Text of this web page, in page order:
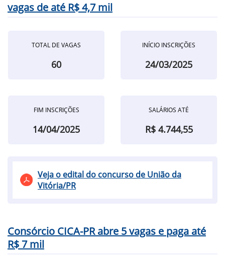
vagas de até R$ 4,7 mil
TOTAL DE VAGAS
60
INÍCIO INSCRIÇÕES
24/03/2025
FIM INSCRIÇÕES
14/04/2025
SALÁRIOS ATÉ
R$ 4.744,55
Veja o edital do concurso de União da
Vitória/PR
Consórcio CICA-PR abre 5 vagas e paga até
R$ 7 mil